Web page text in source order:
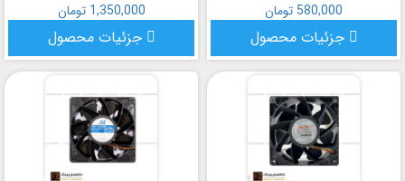
580,000 تومان
جزئیات محصول
1,350,000 تومان
جزئیات محصول